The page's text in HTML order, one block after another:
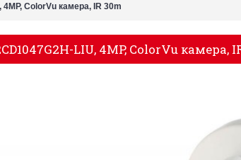
ColorVu камера, IR 30m
LIU, 4MP, ColorVu камера,